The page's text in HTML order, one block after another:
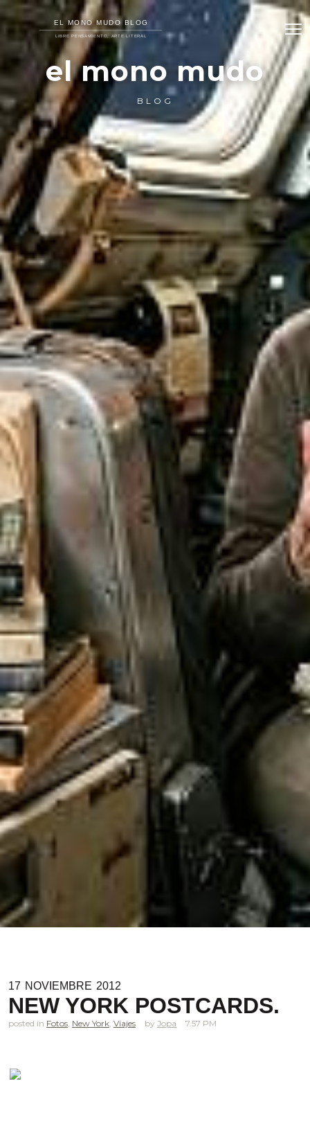
el mono mudo
BLOG
17 NOVIEMBRE 2012
NEW YORK POSTCARDS.
posted in Fotos, New York, Viajes Jopa 7.57 PM